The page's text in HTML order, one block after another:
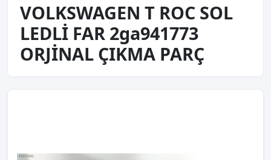
VOLKSWAGEN T ROC SOL
LEDLİ FAR 2ga941773
ORJİNAL ÇIKMA PARÇ